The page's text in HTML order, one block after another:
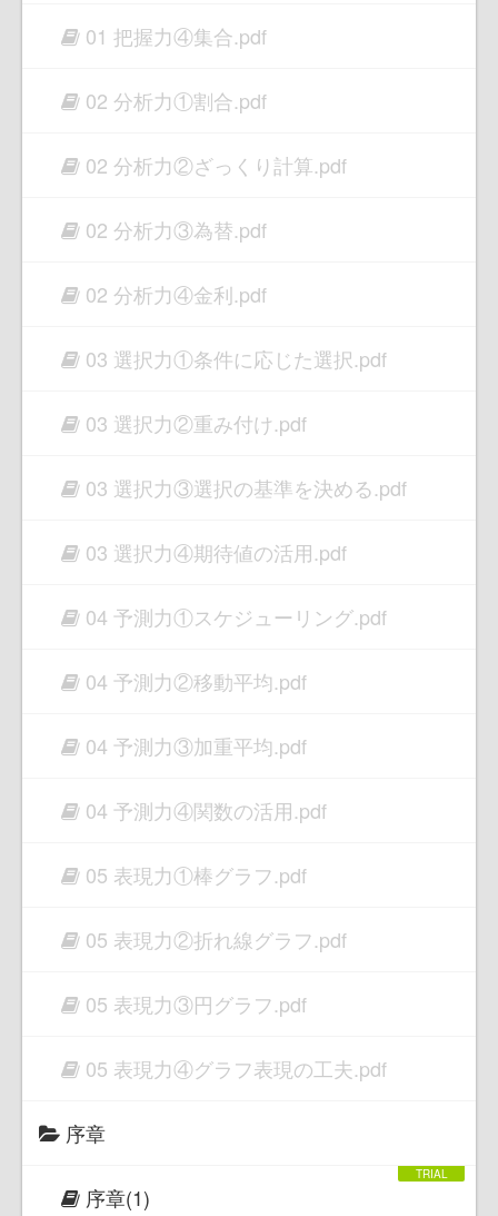
01 把握力④集合.pdf
02 分析力①割合.pdf
02 分析力②ざっくり計算.pdf
02 分析力③為替.pdf
02 分析力④金利.pdf
03 選択力①条件に応じた選択.pdf
03 選択力②重み付け.pdf
03 選択力③選択の基準を決める.pdf
03 選択力④期待値の活用.pdf
04 予測力①スケジューリング.pdf
04 予測力②移動平均.pdf
04 予測力③加重平均.pdf
04 予測力④関数の活用.pdf
05 表現力①棒グラフ.pdf
05 表現力②折れ線グラフ.pdf
05 表現力③円グラフ.pdf
05 表現力④グラフ表現の工夫.pdf
序章
序章(1)